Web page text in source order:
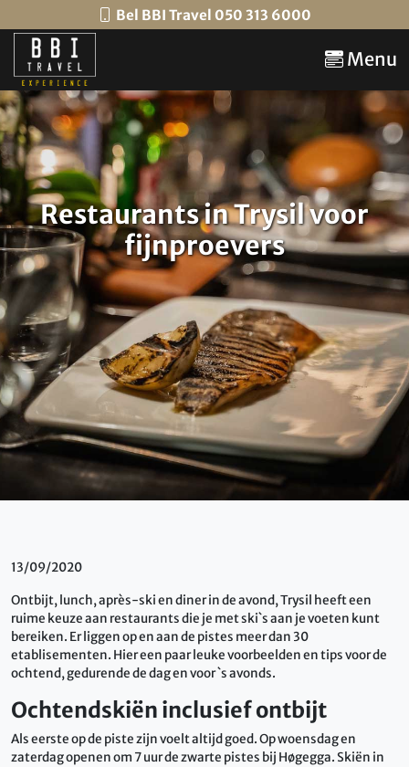
Bel BBI Travel 050 313 6000
Menu
Restaurants in Trysil voor
fijnproevers
13/09/2020
Ontbijt, lunch, après-ski en diner in de avond, Trysil heeft een
ruime keuze aan restaurants die je met ski`s aan je voeten kunt
bereiken. Er liggen op en aan de pistes meer dan 30
etablisementen. Hier een paar leuke voorbeelden en tips voor de
ochtend, gedurende de dag en voor `s avonds.
Ochtendskiën inclusief ontbijt
Als eerste op de piste zijn voelt altijd goed. Op woensdag en
zaterdag openen om 7 uur de zwarte pistes bij Høgegga. Skiën in